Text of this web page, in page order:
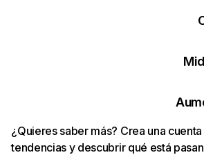
¿Quieres saber más? Crea una
tendencias y descubrir qué está